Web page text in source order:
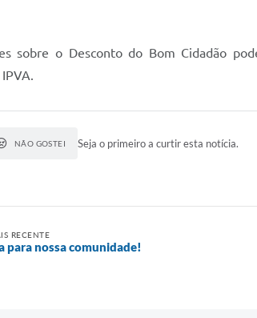
sobre o Desconto do Bom Cidadão
NÃO GOSTEI Seja o primeiro a curtir esta notícia.
RECENTE
para nossa comunidade!